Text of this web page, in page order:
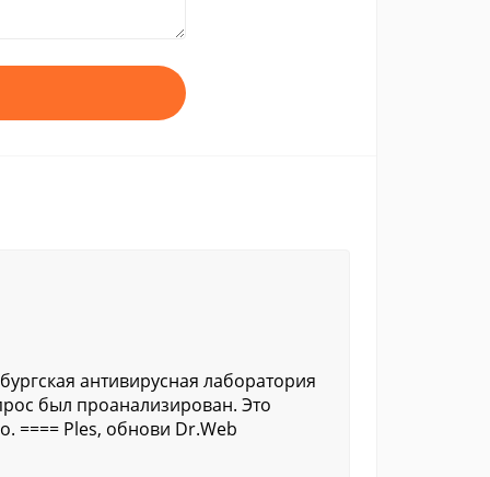
антивирусная лаборатория
был проанализирован. Это
==== Ples, обнови Dr.Web